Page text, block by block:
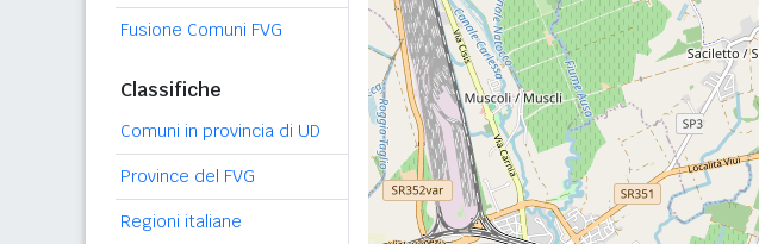
Fusione Comuni FVG
Classifiche
Comuni in provincia di UD
Province del FVG
Regioni italiane